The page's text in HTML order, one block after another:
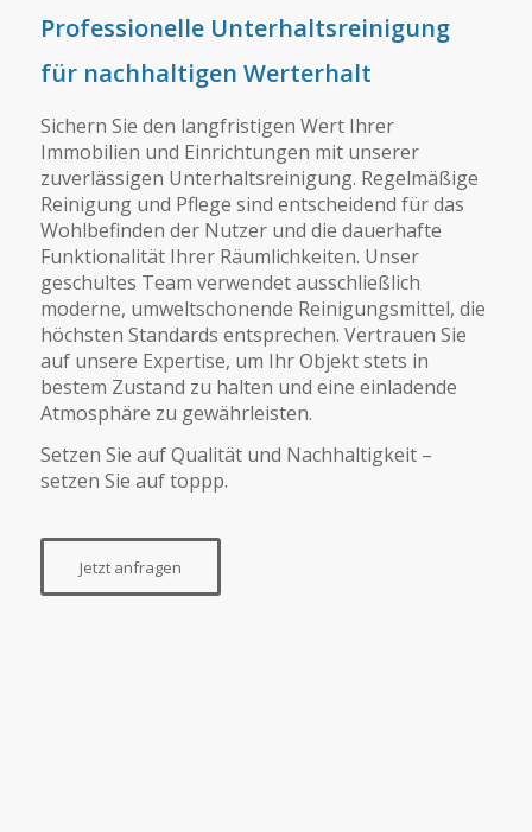
Professionelle Unterhaltsreinigung
für nachhaltigen Werterhalt
Sichern Sie den langfristigen Wert Ihrer
Immobilien und Einrichtungen mit unserer
zuverlässigen Unterhaltsreinigung. Regelmäßige
Reinigung und Pflege sind entscheidend für das
Wohlbefinden der Nutzer und die dauerhafte
Funktionalität Ihrer Räumlichkeiten. Unser
geschultes Team verwendet ausschließlich
moderne, umweltschonende Reinigungsmittel, die
höchsten Standards entsprechen. Vertrauen Sie
auf unsere Expertise, um Ihr Objekt stets in
bestem Zustand zu halten und eine einladende
Atmosphäre zu gewährleisten.
Setzen Sie auf Qualität und Nachhaltigkeit –
setzen Sie auf toppp.
Jetzt anfragen